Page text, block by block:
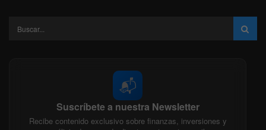
📬
Suscríbete a nuestra Newsletter
Recibe contenido exclusivo sobre finanzas, inversiones y